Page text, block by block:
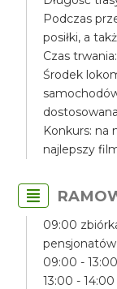
Podczas
posiłki, a
Czas
Środek
Konkurs: na
najlepszy
09:00
pensjonatów
09:00 -
13:00 -